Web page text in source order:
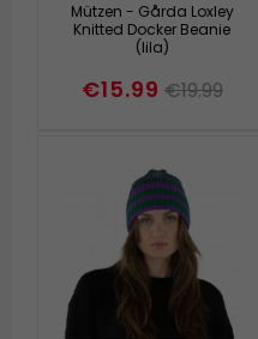
Mützen - Gårda Loxley
Knitted Docker Beanie
(lila)
€15.99 €19.99